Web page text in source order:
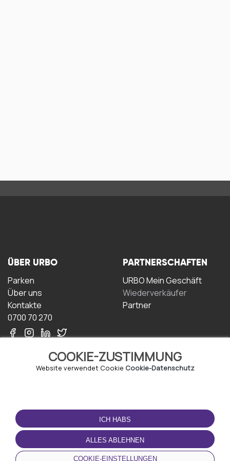
COOKIE-ZUSTIMMUNG
Website verwendet Cookie Cookie-Datenschutz
ICH HABS
ALLES ABLEHNEN
COOKIE-EINSTELLUNGEN
ÜBER URBO
Parken
Über uns
Kontakte
0700 70 270
PARTNERSCHAFTEN
URBO Mein Geschäft
Wiederverkäufer
Partner
NUTZUNGSBEDINGUNGEN
Geschäftsbedingungen
Datenschutz-
Bestimmungen
Cookie-Richtlinie
LADEN SIE DIE APP
HERUNTER